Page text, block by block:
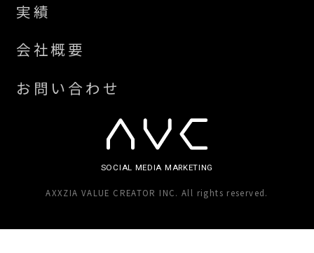
SOCIAL MEDIA MARKETING
実績
会社概要
お問い合わせ
AXXZIA VALUE CREATOR INC. All rights reserved.